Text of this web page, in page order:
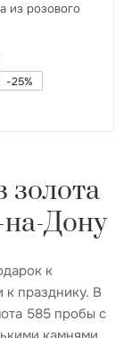
из розового
-25%
золота
Дону
к
празднику. В
585 пробы с